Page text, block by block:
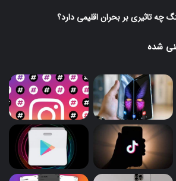
چه تاثیری بر بحران اقلیمی دارد؟
شده